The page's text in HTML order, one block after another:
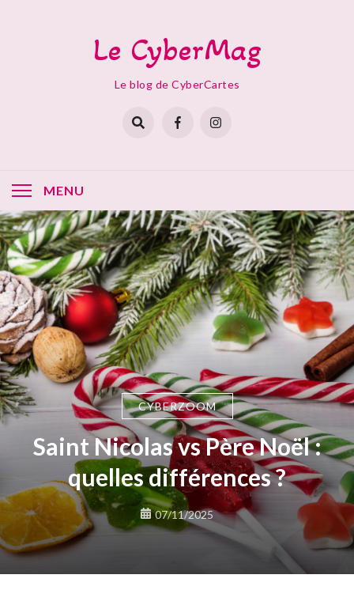
Le CyberMag
Le blog de CyberCartes
MENU
CYBERZOOM
Saint Nicolas vs Père Noël :
quelles différences ?
07/11/2025